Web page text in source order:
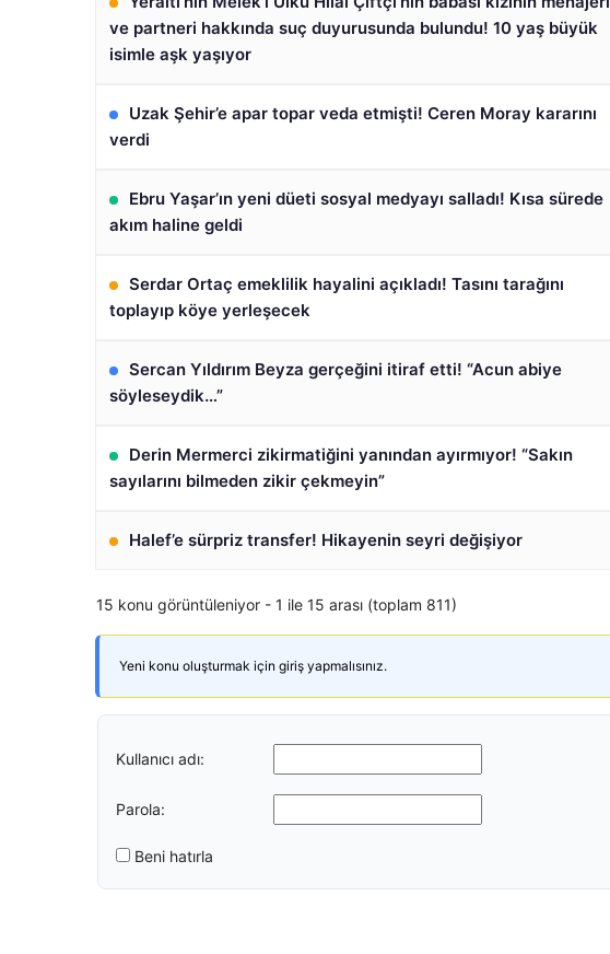
ve partneri hakkında suç duyurusunda bulundu! 10 yaş büyük
isimle aşk yaşıyor
Uzak Şehir’e apar topar veda etmişti! Ceren Moray kararını
verdi
Ebru Yaşar’ın yeni düeti sosyal medyayı salladı! Kısa sürede
akım haline geldi
Serdar Ortaç emeklilik hayalini açıkladı! Tasını tarağını
toplayıp köye yerleşecek
Sercan Yıldırım Beyza gerçeğini itiraf etti! “Acun abiye
söyleseydik…”
Derin Mermerci zikirmatiğini yanından ayırmıyor! “Sakın
sayılarını bilmeden zikir çekmeyin”
Halef’e sürpriz transfer! Hikayenin seyri değişiyor
15 konu görüntüleniyor - 1 ile 15 arası (toplam 811)
Yeni konu oluşturmak için giriş yapmalısınız.
Kullanıcı adı:
Parola:
Beni hatırla